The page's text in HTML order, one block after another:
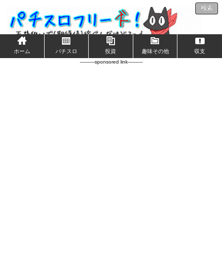
検索
ホーム パチスロ 投資 趣味その他 収支
----------sponsored link----------